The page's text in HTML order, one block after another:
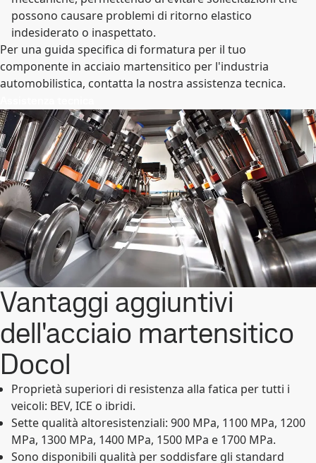
possono causare problemi di ritorno elastico
indesiderato o inaspettato.
Per una guida specifica di formatura per il tuo
componente in acciaio martensitico per l'industria
automobilistica, contatta la nostra assistenza tecnica.
Vantaggi aggiuntivi
dell'acciaio martensitico
Docol
Proprietà superiori di resistenza alla fatica per tutti i
veicoli: BEV, ICE o ibridi.
Sette qualità altoresistenziali: 900 MPa, 1100 MPa, 1200
MPa, 1300 MPa, 1400 MPa, 1500 MPa e 1700 MPa.
Sono disponibili qualità per soddisfare gli standard